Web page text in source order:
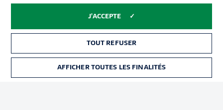
services
Mentions Légales Gérer mes préférences
J'ACCEPTE
TOUT REFUSER
AFFICHER TOUTES LES FINALITÉS